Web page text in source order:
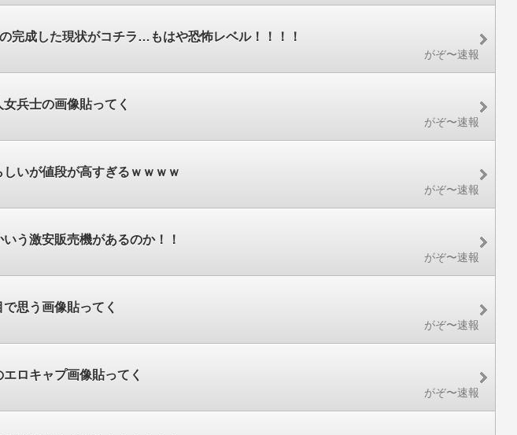
完成した現状がコチラ…もはや恐怖レベル！！！！
がぞ〜速報
兵士の画像貼ってく
がぞ〜速報
いが値段が高すぎるｗｗｗｗ
がぞ〜速報
う激安販売機があるのか！！
がぞ〜速報
思う画像貼ってく
がぞ〜速報
ロキャプ画像貼ってく
がぞ〜速報